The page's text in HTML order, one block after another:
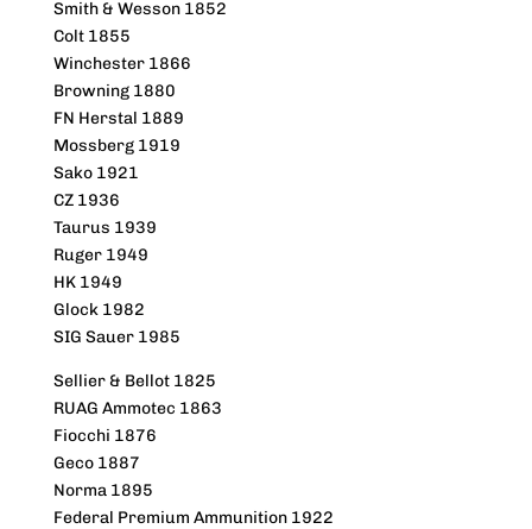
Smith & Wesson 1852
Colt 1855
Winchester 1866
Browning 1880
FN Herstal 1889
Mossberg 1919
Sako 1921
CZ 1936
Taurus 1939
Ruger 1949
HK 1949
Glock 1982
SIG Sauer 1985
Sellier & Bellot 1825
RUAG Ammotec 1863
Fiocchi 1876
Geco 1887
Norma 1895
Federal Premium Ammunition 1922